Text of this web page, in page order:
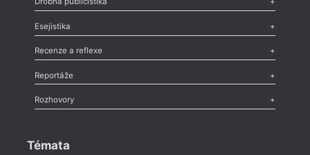
Odlesk
Nekrolog,Glosa,Sloupek,Pozvánka,Literární soutěž,
Esejistika
Esej , Pádlo,Úvaha
Recenze a reflexe
Recenze
Méně slov o próze,Celá rubrika
Reportáže
Literární zítřky
Celá rubrika
Rozhovory
Témata